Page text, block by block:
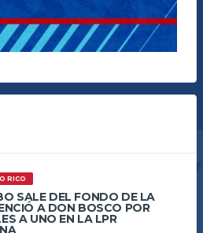
RICO
SALE DEL FONDO DE LA
A DON BOSCO POR
A UNO EN LA LPR